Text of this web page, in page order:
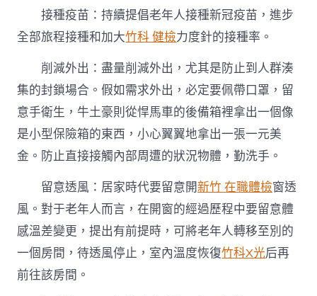
身
材
不
什
么
時
辰
需
求
往
病
院？〉
中
接種疫苗：持續提倡老年人接種新冠疫苗，進步
全部旅程接種和加大竹科 健檢力度針的接種率。
削減外出：盡量削減外出，尤其是防止到人群湊
集的封鎖場合。假如需求外出，必定要佩帶口罩，留
意手衛生，牛土豪則從悍馬車的後備箱裡拿出一個像
是小型保險箱的東西，小心翼翼地拿出一張一元美
金。防止直接接觸內部周遭的狀況物體，勤洗手。
留意透風：居家時代要留意開新竹 在職體檢窗透
風。對于老年人而言，在開窗的經過歷程中要留意體
感溫差變更，提出有前提時，可將老年人轉移至別的
一個房間，待透風停止，室內溫度恢復竹科X光后再
前往該房間。